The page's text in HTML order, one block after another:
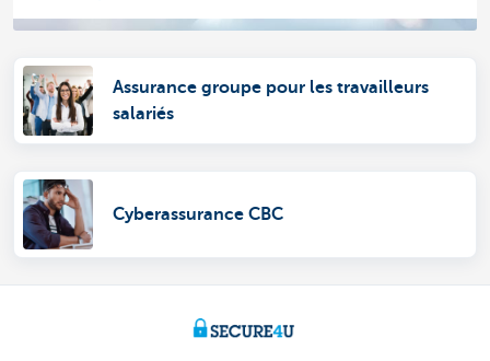
Assurance groupe pour les travailleurs
salariés
Cyberassurance CBC